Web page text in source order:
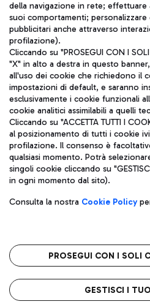
ITA
Aeroporti di Roma S.p.A. - Società
coordinamento di Mundys S.p.A.
Codice fiscale e Registro delle
IVA 06572251004
Capitale sociale 62.224.743,00 int.
Sede legale: Via Pier Paolo
telefono +39 06 65951
Privacy policy
Roma
L'aeroporto
della navigazione in rete; effettuare
suoi comportamenti;
pubblicitari anche attraverso
profilazione).
Cliccando su "PROSEGUI CON I
"X" in alto a destra in questo
all'uso dei cookie che richiedono il
impostazioni di default, e saranno
esclusivamente i cookie funzionali
cookie analitici assimilabili a quelli
Cliccando su "ACCETTA TUTTI I
al posizionamento di tutti i cookie
profilazione. Il consenso è
qualsiasi momento. Potrà
singoli cookie cliccando su
in ogni momento dal sito).
Consulta la nostra Cookie Policy
PROSEGUI CON I SOLI
GESTISCI I